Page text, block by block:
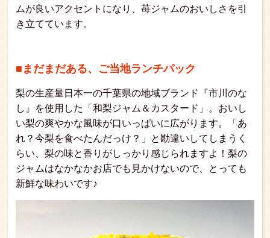
ムが良いアクセントになり、苺ジャムのおいしさを引
き立てています。
■まだまだある、ご当地ランチパック
梨の生産量日本一の千葉県の地域ブランド『市川のな
し』を使用した「和梨ジャム＆カスタード」。おいし
い梨の爽やかな風味が口いっぱいに広がります。「あ
れ？今梨を食べたんだっけ？」と勘違いしてしまうく
らい、梨の味と香りがしっかり感じられますよ！梨の
ジャムはなかなかお店でも見かけないので、とっても
新鮮な味わいです♪